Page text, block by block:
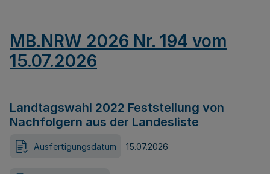
MB.NRW 2026 Nr. 194 vom
15.07.2026
Landtagswahl 2022 Feststellung von
Nachfolgern aus der Landesliste
Ausfertigungsdatum 15.07.2026